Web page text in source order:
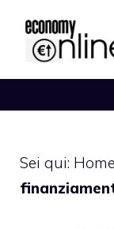
contenuto
Sei qui: Home